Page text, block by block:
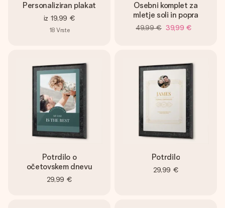
Personaliziran plakat
iz 19,99 €
18 Vrste
Osebni komplet za
mletje soli in popra
49,99 € 39,99 €
Potrdilo o
očetovskem dnevu
29,99 €
Potrdilo
29,99 €